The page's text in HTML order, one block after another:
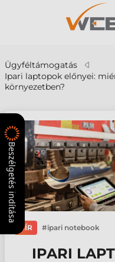
Ügyféltámogatás
Ipari laptopok előnyei:
környezetben?
HÍR ipari notebook
IPARI
Beszélgetés indítása